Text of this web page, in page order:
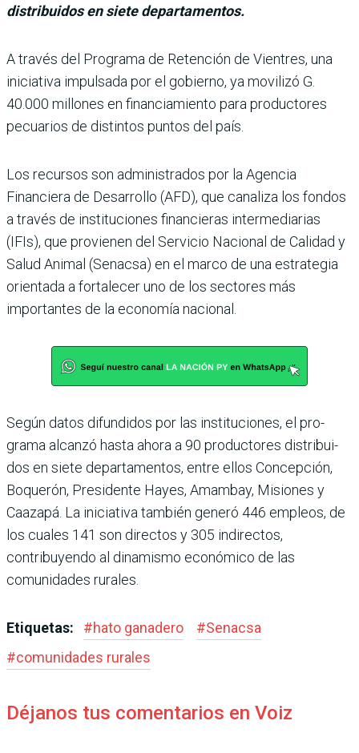
distribuidos en siete departamentos.
A través del Programa de Reten­ción de Vientres, una
iniciativa impulsada por el gobierno, ya movilizó G.
40.000 millones en financiamiento para pro­ductores
pecuarios de distin­tos puntos del país.
Los recur­sos son administrados por la Agencia
Financiera de Desa­rrollo (AFD), que canaliza los fondos
a través de institucio­nes financieras intermediarias
(IFIs), que provienen del Servi­cio Nacional de Calidad y
Salud Animal (Senacsa) en el marco de una estrategia
orientada a fortalecer uno de los sectores más
importantes de la econo­mía nacional.
Según datos difundidos por las instituciones, el pro­
grama alcanzó hasta ahora a 90 productores distribui­
dos en siete departamen­tos, entre ellos Concepción,
Boquerón, Presidente Hayes, Amambay, Misiones y
Caa­zapá. La iniciativa también generó 446 empleos, de
los cuales 141 son directos y 305 indirectos,
contribuyendo al dinamismo económico de las
comunidades rurales.
Etiquetas: #hato ganadero #Senacsa
#comunidades rurales
Déjanos tus comentarios en Voiz